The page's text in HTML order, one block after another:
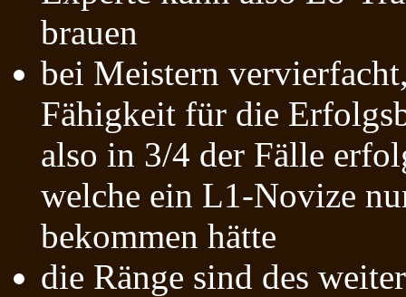
brauen
bei Meistern
Fähigkeit für die
also in 3/4 der Fälle
welche ein L1-Novize
bekommen hätte
die Ränge sind des